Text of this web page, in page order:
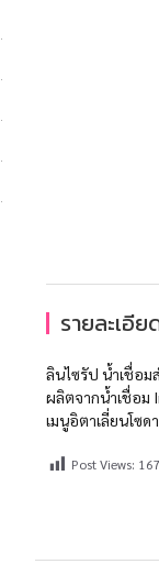
รายละเอี
ลินไซรัป น้ำเชื่อม
ผลิตจากน้ำเชื่อม
เมนูอิตาเลี่ยนโซ
Post Views: 167